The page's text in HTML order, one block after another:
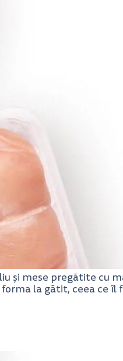
și mese pregătite cu
la gătit, ceea ce îl